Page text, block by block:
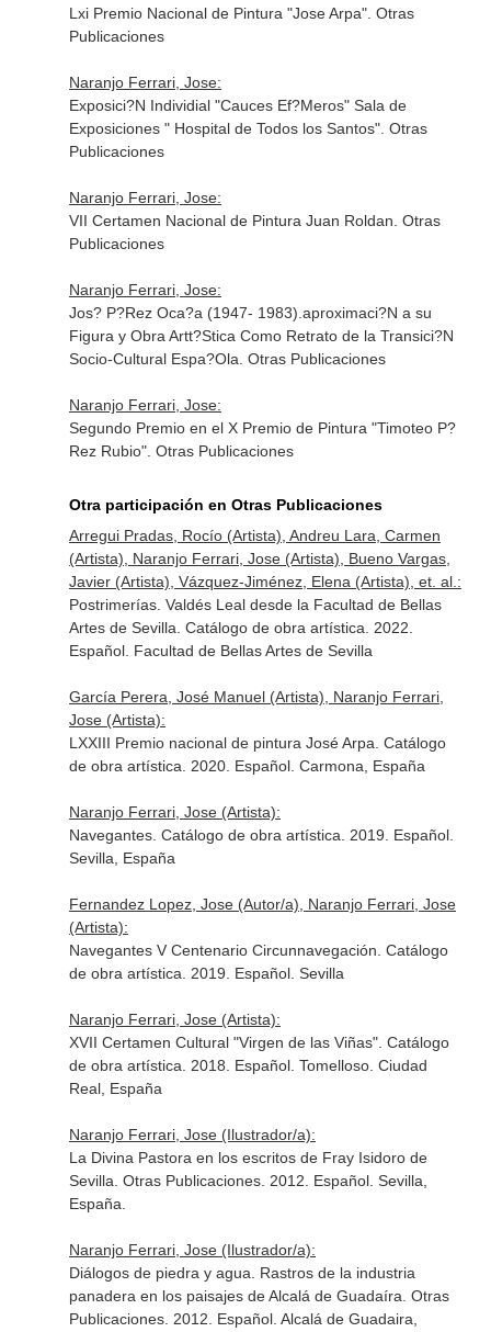
Lxi Premio Nacional de Pintura "Jose Arpa". Otras
Publicaciones
Naranjo Ferrari, Jose:
Exposici?N Individial "Cauces Ef?Meros" Sala de
Exposiciones " Hospital de Todos los Santos". Otras
Publicaciones
Naranjo Ferrari, Jose:
VII Certamen Nacional de Pintura Juan Roldan. Otras
Publicaciones
Naranjo Ferrari, Jose:
Jos? P?Rez Oca?a (1947- 1983).aproximaci?N a su
Figura y Obra Artt?Stica Como Retrato de la Transici?N
Socio-Cultural Espa?Ola. Otras Publicaciones
Naranjo Ferrari, Jose:
Segundo Premio en el X Premio de Pintura "Timoteo P?
Rez Rubio". Otras Publicaciones
Otra participación en Otras Publicaciones
Arregui Pradas, Rocío (Artista), Andreu Lara, Carmen
(Artista), Naranjo Ferrari, Jose (Artista), Bueno Vargas,
Javier (Artista), Vázquez-Jiménez, Elena (Artista), et. al.:
Postrimerías. Valdés Leal desde la Facultad de Bellas
Artes de Sevilla. Catálogo de obra artística. 2022.
Español. Facultad de Bellas Artes de Sevilla
García Perera, José Manuel (Artista), Naranjo Ferrari,
Jose (Artista):
LXXIII Premio nacional de pintura José Arpa. Catálogo
de obra artística. 2020. Español. Carmona, España
Naranjo Ferrari, Jose (Artista):
Navegantes. Catálogo de obra artística. 2019. Español.
Sevilla, España
Fernandez Lopez, Jose (Autor/a), Naranjo Ferrari, Jose
(Artista):
Navegantes V Centenario Circunnavegación. Catálogo
de obra artística. 2019. Español. Sevilla
Naranjo Ferrari, Jose (Artista):
XVII Certamen Cultural "Virgen de las Viñas". Catálogo
de obra artística. 2018. Español. Tomelloso. Ciudad
Real, España
Naranjo Ferrari, Jose (Ilustrador/a):
La Divina Pastora en los escritos de Fray Isidoro de
Sevilla. Otras Publicaciones. 2012. Español. Sevilla,
España.
Naranjo Ferrari, Jose (Ilustrador/a):
Diálogos de piedra y agua. Rastros de la industria
panadera en los paisajes de Alcalá de Guadaíra. Otras
Publicaciones. 2012. Español. Alcalá de Guadaira,